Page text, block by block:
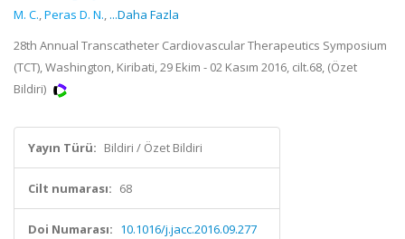
M. C.,Peras D. N., ...Daha Fazla
28th Annual Transcatheter Cardiovascular Therapeutics Symposium
(TCT), Washington, Kiribati, 29 Ekim - 02 Kasım 2016, cilt.68, (Özet
Bildiri)
Yayın Türü: Bildiri / Özet Bildiri
Cilt numarası: 68
Doi Numarası: 10.1016/j.jacc.2016.09.277